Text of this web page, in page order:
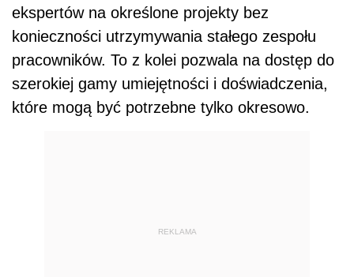
ekspertów na określone projekty bez
konieczności utrzymywania stałego zespołu
pracowników. To z kolei pozwala na dostęp do
szerokiej gamy umiejętności i doświadczenia,
które mogą być potrzebne tylko okresowo.
REKLAMA